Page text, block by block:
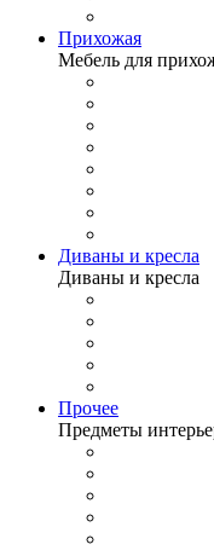
Прихожая
Мебель для
Диваны и кресла
Диваны и кресла
Прочее
Предметы